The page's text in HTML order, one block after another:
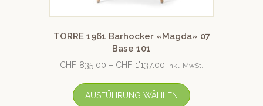
TORRE 1961 Barhocker «Magda» 07
Base 101
CHF 835.00 – CHF 1'137.00 inkl. MwSt.
AUSFÜHRUNG WÄHLEN